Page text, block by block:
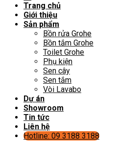
Trang chủ
Giới thiệu
Sản phẩm
Bồn rửa Grohe
Bồn tắm Grohe
Toilet Grohe
Phụ kiện
Sen cây
Sen tắm
Vòi Lavabo
Dự án
Showroom
Tin tức
Liên hệ
Hotline: 09 3188 3188